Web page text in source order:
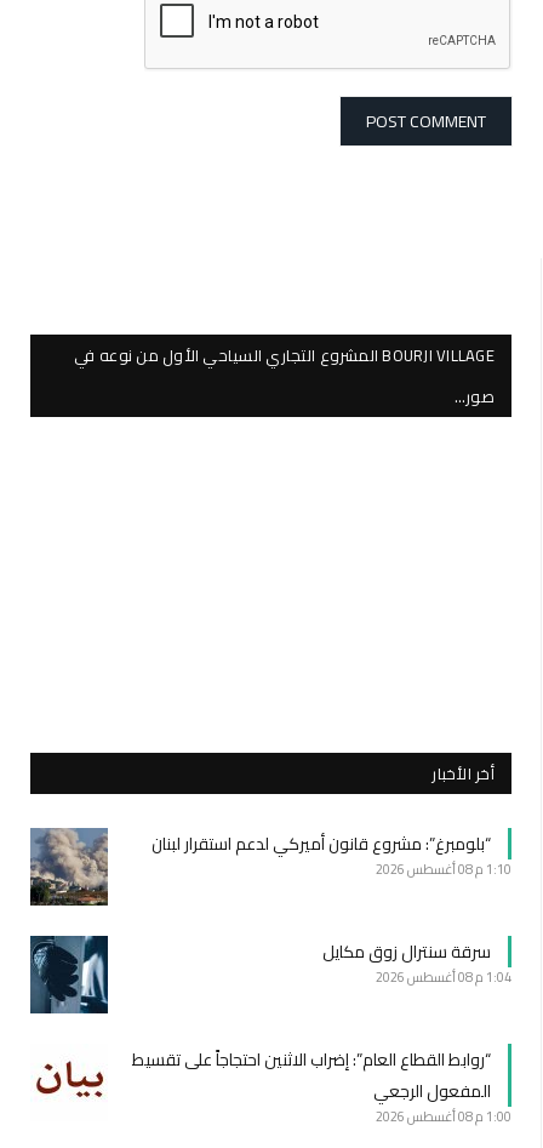
BOURJI VILLAGE المشروع التجاري السياحي الأول من نوعه في
صور…
أخر الأخبار
“بلومبرغ”: مشروع قانون أميركي لدعم استقرار لبنان
1:10 م 08 أغسطس 2026
سرقة سنترال زوق مكايل
1:04 م 08 أغسطس 2026
“روابط القطاع العام”: إضراب الاثنين احتجاجاً على تقسيط
المفعول الرجعي
1:00 م 08 أغسطس 2026